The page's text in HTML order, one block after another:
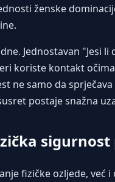
ženske
Jednostavan "Jesi
koriste kontakt
ne samo da
postaje snažna
fizičke ozljede,